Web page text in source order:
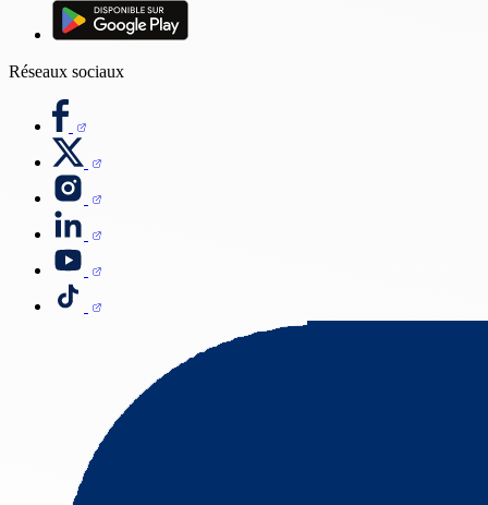
Réseaux sociaux